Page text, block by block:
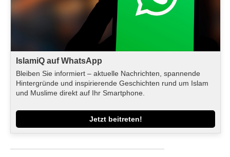
IslamiQ auf WhatsApp
Bleiben Sie informiert – aktuelle Nachrichten, spannende
Hintergründe und inspirierende Geschichten rund um Islam
und Muslime direkt auf Ihr Smartphone.
Jetzt beitreten!